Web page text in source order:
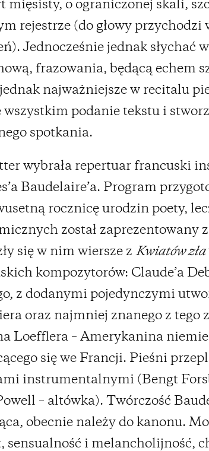
mięsisty, o ograniczonej skali,
rejestrze (do głowy przychodzi
Jednocześnie jednak słychać
frazowania, będącą echem
najważniejsze w recitalu
wszystkim podanie tekstu i
spotkania.
wybrała repertuar francuski
Baudelaire’a. Program
rocznicę urodzin poety,
został zaprezentowany
się w nim wiersze z Kwiatów zła
kompozytorów: Claude’a
z dodanymi pojedynczymi
oraz najmniej znanego z tego
Loefflera – Amerykanina
się we Francji. Pieśni
instrumentalnymi (Bengt
– altówka). Twórczość
obecnie należy do kanonu.
sensualność i melancholijność,